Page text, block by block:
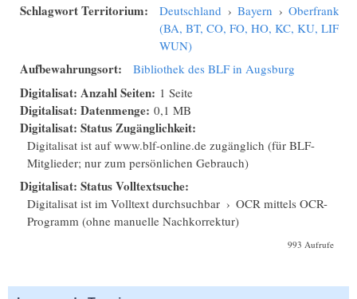
Schlagwort Territorium: Deutschland › Bayern › Oberfranken
(BA, BT, CO, FO, HO, KC, KU, LIF,
WUN)
Aufbewahrungsort: Bibliothek des BLF in Augsburg
Digitalisat: Anzahl Seiten: 1 Seite
Digitalisat: Datenmenge: 0,1 MB
Digitalisat: Status Zugänglichkeit:
Digitalisat ist auf www.blf-online.de zugänglich (für BLF-
Mitglieder; nur zum persönlichen Gebrauch)
Digitalisat: Status Volltextsuche:
Digitalisat ist im Volltext durchsuchbar › OCR mittels OCR-
Programm (ohne manuelle Nachkorrektur)
993 Aufrufe